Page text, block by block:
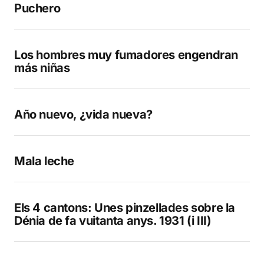
Puchero
Los hombres muy fumadores engendran
más niñas
Año nuevo, ¿vida nueva?
Mala leche
Els 4 cantons: Unes pinzellades sobre la
Dénia de fa vuitanta anys. 1931 (i III)